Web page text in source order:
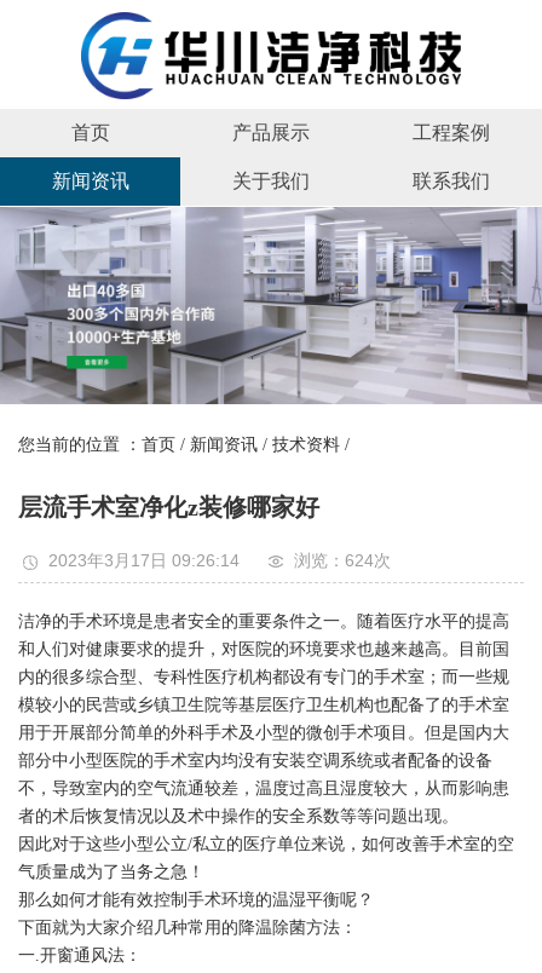
首页 产品展示 工程案例
新闻资讯 关于我们 联系我们
您当前的位置 ： 首页 / 新闻资讯 / 技术资料 /
层流手术室净化z装修哪家好
2023年3月17日 09:26:14 浏览：624次
洁净的手术环境是患者安全的重要条件之一。随着医疗水平的提高
和人们对健康要求的提升，对医院的环境要求也越来越高。目前国
内的很多综合型、专科性医疗机构都设有专门的手术室；而一些规
模较小的民营或乡镇卫生院等基层医疗卫生机构也配备了的手术室
用于开展部分简单的外科手术及小型的微创手术项目。但是国内大
部分中小型医院的手术室内均没有安装空调系统或者配备的设备
不，导致室内的空气流通较差，温度过高且湿度较大，从而影响患
者的术后恢复情况以及术中操作的安全系数等等问题出现。
因此对于这些小型公立/私立的医疗单位来说，如何改善手术室的空
气质量成为了当务之急！
那么如何才能有效控制手术环境的温湿平衡呢？
下面就为大家介绍几种常用的降温除菌方法：
一.开窗通风法：